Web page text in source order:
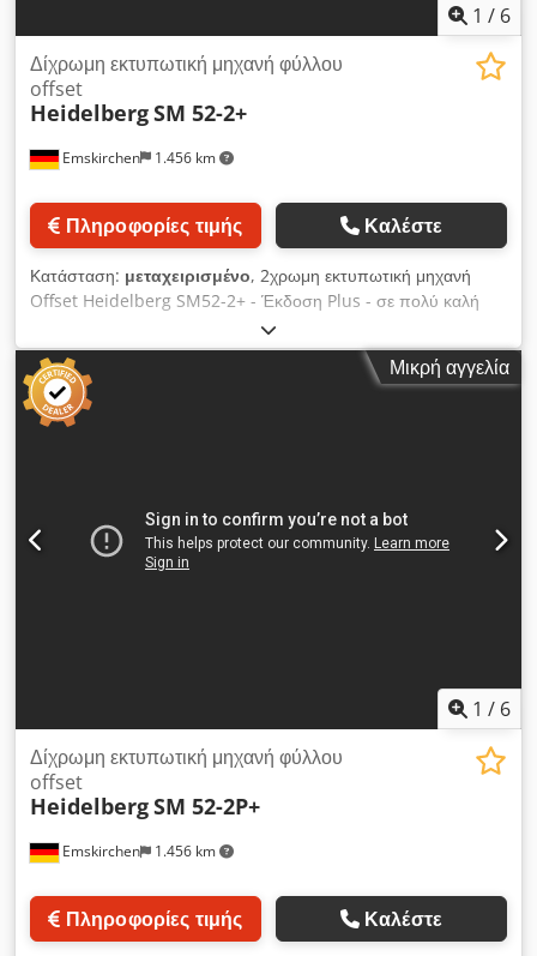
1 / 6
Emskirchen 1.456 km
Δίχρωμη εκτυπωτική μηχανή φύλλου
offset
HeidelbergSM 52-2+
Πληροφορίες τιμής Καλέστε
Κατάσταση: μεταχειρισμένο, 2χρωμη εκτυπωτική μηχανή
Offset Heidelberg SM52-2+ - Έκδοση Plus - σε πολύ καλή
λειτουργική κατάσταση. 2χρωμη offset μηχανή Heidelberg
SM52-2+ Έτος κατασκευής: 2005 - Αρ. Σειράς: 207354
Εκτυπώσεις: 46 εκατομμύρια Ελάχιστη/Μέγιστη διάσταση
φύλλου: 105 x 145 χιλ. - 370 x 520 χιλ. Πάχος χαρτιού: 0,06 -
0,4 χιλ. Σύστημα ενυδάτωσης Alcolor με ψύξη Baldwin CP-
ώρα Σπρέι σκόνης Grafix Alphatronic 200 Περιλαμβάνει
εγχειρίδια χρήσης Online επιθεώρηση μέσω WhatsApp – MS
Zoom – Telegram Διαθέσιμο στην αποθήκη
Μικρή αγγελία
1 / 6
Emskirchen 1.456 km
Δίχρωμη εκτυπωτική μηχανή φύλλου
offset
HeidelbergSM 52-2P+
Πληροφορίες τιμής Καλέστε